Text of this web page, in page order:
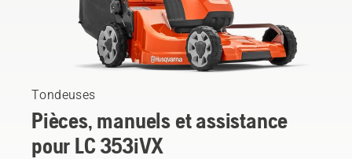
Tondeuses
Pièces, manuels et assistance
pour LC 353iVX